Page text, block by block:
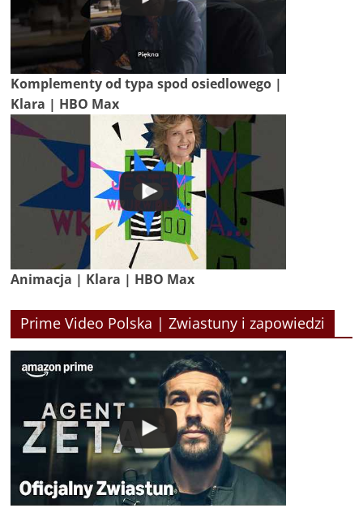
Komplementy od typa spod osiedlowego |
Klara | HBO Max
Animacja | Klara | HBO Max
Prime Video Polska | Zwiastuny i zapowiedzi